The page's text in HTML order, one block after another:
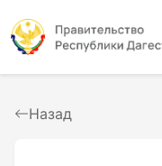
Назад